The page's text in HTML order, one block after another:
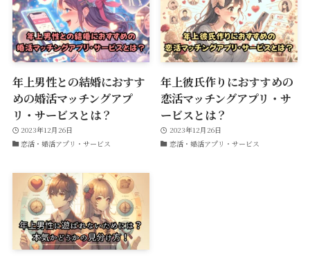
年上男性との結婚におすす
めの婚活マッチングアプ
リ・サービスとは？
2023年12月26日
恋活・婚活アプリ・サービス
年上彼氏作りにおすすめの
恋活マッチングアプリ・サ
ービスとは？
2023年12月26日
恋活・婚活アプリ・サービス